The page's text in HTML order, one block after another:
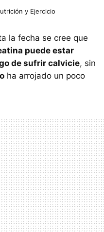
y Ejercicio
la fecha se cree que
puede estar
de sufrir calvicie, sin
ha arrojado un poco